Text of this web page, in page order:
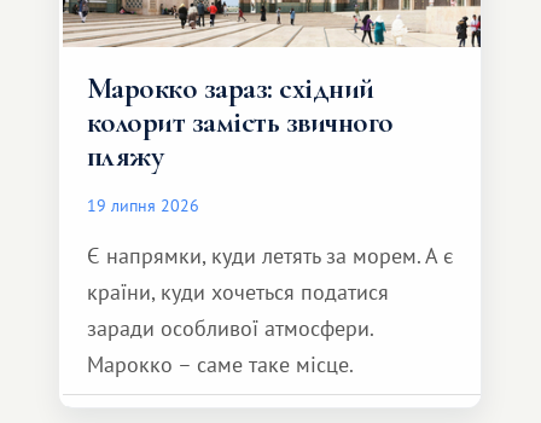
Марокко зараз: східний
колорит замість звичного
пляжу
19 липня 2026
Є напрямки, куди летять за морем. А є
країни, куди хочеться податися
заради особливої ​​атмосфери.
Марокко – саме таке місце.